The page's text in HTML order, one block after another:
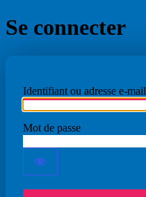
Se connecter
Identifiant ou adresse e-mail
Mot de passe